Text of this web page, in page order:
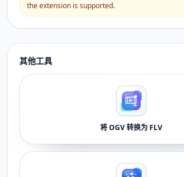
the extension is supported.
其他工具
将 OGV 转换为 FLV